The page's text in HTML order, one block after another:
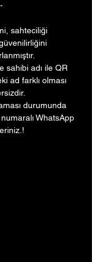
sahteciliği
sahibi adı ile QR
ad farklı olması
durumunda
WhatsApp